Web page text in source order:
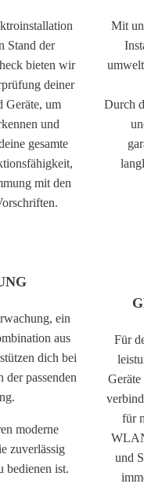
Stand der
bieten wir
deiner
Geräte, um
und
gesamte
mit den
Mit
Durch
ein
aus
dich bei
passenden
moderne
zuverlässig
bedienen ist.
Für
für
und